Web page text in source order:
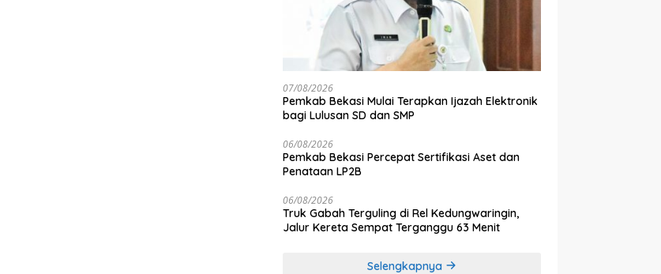
07/08/2026
Pemkab Bekasi Mulai Terapkan Ijazah Elektronik
bagi Lulusan SD dan SMP
06/08/2026
Pemkab Bekasi Percepat Sertifikasi Aset dan
Penataan LP2B
06/08/2026
Truk Gabah Terguling di Rel Kedungwaringin,
Jalur Kereta Sempat Terganggu 63 Menit
Selengkapnya